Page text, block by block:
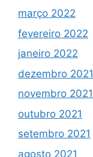
março 2022
fevereiro 2022
janeiro 2022
dezembro 2021
novembro 2021
outubro 2021
setembro 2021
agosto 2021